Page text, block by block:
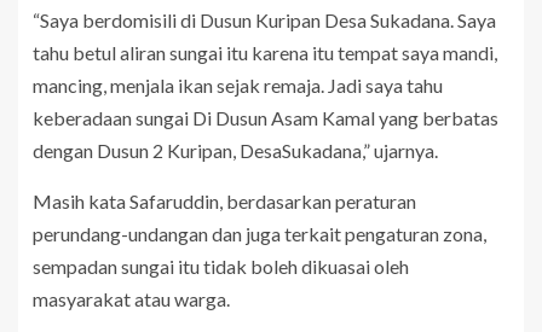
“Saya berdomisili di Dusun Kuripan Desa Sukadana. Saya
tahu betul aliran sungai itu karena itu tempat saya mandi,
mancing, menjala ikan sejak remaja. Jadi saya tahu
keberadaan sungai Di Dusun Asam Kamal yang berbatas
dengan Dusun 2 Kuripan, DesaSukadana,” ujarnya.
Masih kata Safaruddin, berdasarkan peraturan
perundang-undangan dan juga terkait pengaturan zona,
sempadan sungai itu tidak boleh dikuasai oleh
masyarakat atau warga.